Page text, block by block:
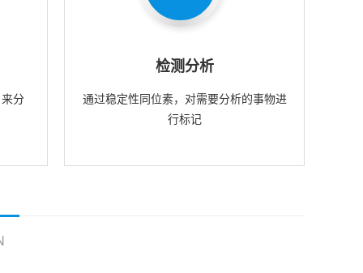
分
检测分析
通过稳定性同位素，对需要分析的事物进
行标记